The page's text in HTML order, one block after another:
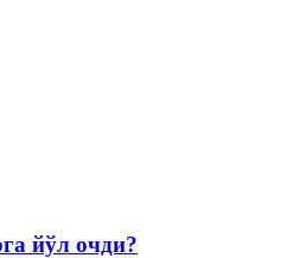
йўл очди?